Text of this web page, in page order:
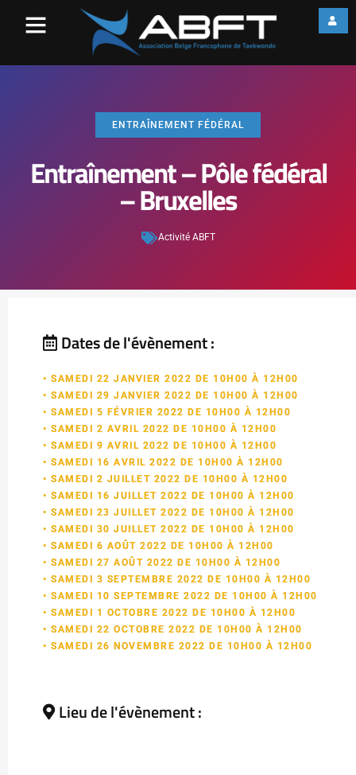
ENTRAÎNEMENT FÉDÉRAL
Entraînement – Pôle fédéral
– Bruxelles
Activité ABFT
Dates de l'évènement :
• SAMEDI 22 JANVIER 2022 DE 10H00 À 12H00
• SAMEDI 29 JANVIER 2022 DE 10H00 À 12H00
• SAMEDI 5 FÉVRIER 2022 DE 10H00 À 12H00
• SAMEDI 2 AVRIL 2022 DE 10H00 À 12H00
• SAMEDI 9 AVRIL 2022 DE 10H00 À 12H00
• SAMEDI 16 AVRIL 2022 DE 10H00 À 12H00
• SAMEDI 2 JUILLET 2022 DE 10H00 À 12H00
• SAMEDI 16 JUILLET 2022 DE 10H00 À 12H00
• SAMEDI 23 JUILLET 2022 DE 10H00 À 12H00
• SAMEDI 30 JUILLET 2022 DE 10H00 À 12H00
• SAMEDI 6 AOÛT 2022 DE 10H00 À 12H00
• SAMEDI 27 AOÛT 2022 DE 10H00 À 12H00
• SAMEDI 3 SEPTEMBRE 2022 DE 10H00 À 12H00
• SAMEDI 10 SEPTEMBRE 2022 DE 10H00 À 12H00
• SAMEDI 1 OCTOBRE 2022 DE 10H00 À 12H00
• SAMEDI 22 OCTOBRE 2022 DE 10H00 À 12H00
• SAMEDI 26 NOVEMBRE 2022 DE 10H00 À 12H00
Lieu de l'évènement :